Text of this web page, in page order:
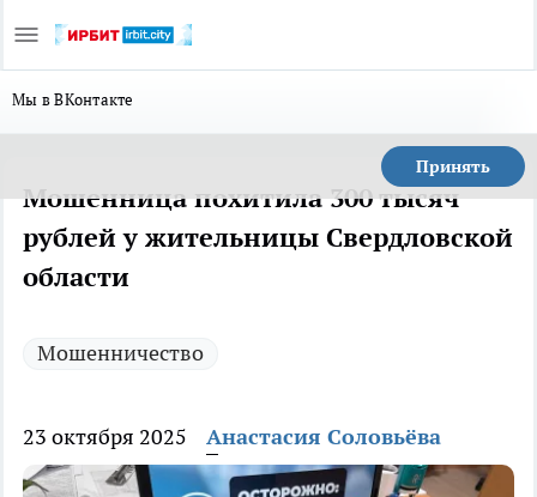
Мы в ВКонтакте
Принять
Мошенница похитила 300 тысяч
рублей у жительницы Свердловской
области
Мошенничество
23 октября 2025 Анастасия Соловьёва